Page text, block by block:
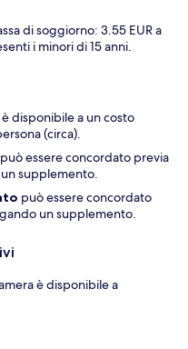
di soggiorno: 3.55 EUR a
i minori di 15 anni.
è disponibile a un costo
(circa).
può essere concordato previa
supplemento.
può essere concordato
un supplemento.
è disponibile a